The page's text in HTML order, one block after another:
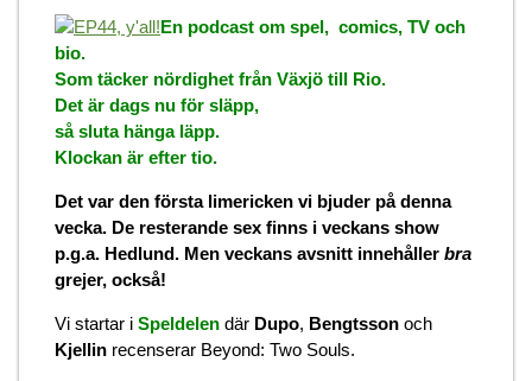
En podcast om spel, comics, TV och
bio.
Som täcker nördighet från Växjö till Rio.
Det är dags nu för släpp,
så sluta hänga läpp.
Klockan är efter tio.
Det var den första limericken vi bjuder på denna
vecka. De resterande sex finns i veckans show
p.g.a. Hedlund. Men veckans avsnitt innehåller bra
grejer, också!
Vi startar i Speldelen där Dupo, Bengtsson och
Kjellin recenserar Beyond: Two Souls.